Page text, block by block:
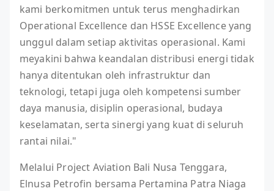
kami berkomitmen untuk terus menghadirkan
Operational Excellence dan HSSE Excellence yang
unggul dalam setiap aktivitas operasional. Kami
meyakini bahwa keandalan distribusi energi tidak
hanya ditentukan oleh infrastruktur dan
teknologi, tetapi juga oleh kompetensi sumber
daya manusia, disiplin operasional, budaya
keselamatan, serta sinergi yang kuat di seluruh
rantai nilai."
Melalui Project Aviation Bali Nusa Tenggara,
Elnusa Petrofin bersama Pertamina Patra Niaga